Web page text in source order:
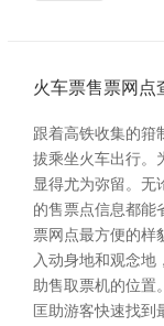
火车票售票网点
跟着高铁收集的箝
拔乘坐火车出行。
显得尤为弥留。无
的售票点信息都能
票网点最方便的样
入动身地和观念地
助售取票机的位置
匡助游客快速找到